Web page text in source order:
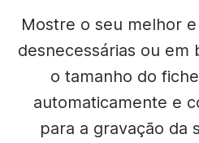
Mostre o seu melhor
desnecessárias ou em
o tamanho do
automaticamente e
para a gravação da